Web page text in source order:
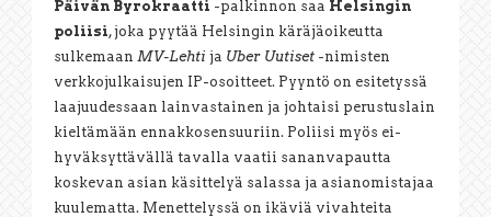
Päivän Byrokraatti -palkinnon saa Helsingin
poliisi, joka pyytää Helsingin käräjäoikeutta
sulkemaan MV-Lehti ja Uber Uutiset -nimisten
verkkojulkaisujen IP-osoitteet. Pyyntö on esitetyssä
laajuudessaan lainvastainen ja johtaisi perustuslain
kieltämään ennakkosensuuriin. Poliisi myös ei-
hyväksyttävällä tavalla vaatii sananvapautta
koskevan asian käsittelyä salassa ja asianomistajaa
kuulematta. Menettelyssä on ikäviä vivahteita